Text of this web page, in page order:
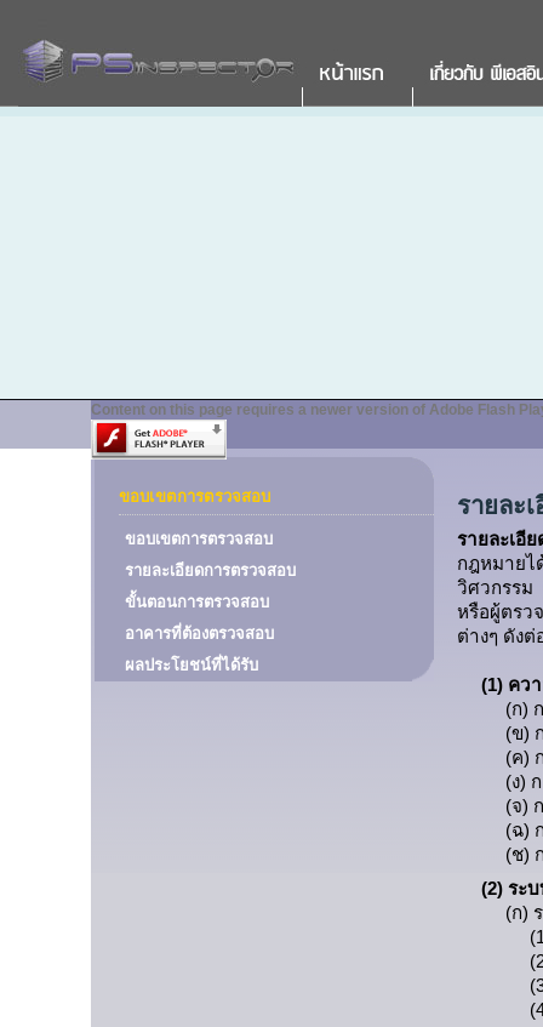
Content on this page requires a newer version of Adobe Flash
ขอบเขตการตรวจสอบ
ขอบเขตการตรวจสอบ
รายละเอียดการตรวจสอบ
ขั้นตอนการตรวจสอบ
อาคารที่ต้องตรวจสอบ
ผลประโยชน์ที่ได้รับ
รายละ
รายละเอี
กฎหมายไ
วิศวกรรม
หรือผู้ตรว
ต่างๆ ดังต่
(1) คว
(ก)
(ข)
(ค)
(ง)
(จ)
(ฉ)
(ช)
(2) ระ
(ก)